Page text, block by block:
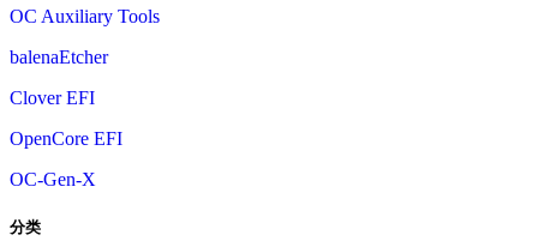
OC Auxiliary Tools
balenaEtcher
Clover EFI
OpenCore EFI
OC-Gen-X
分类